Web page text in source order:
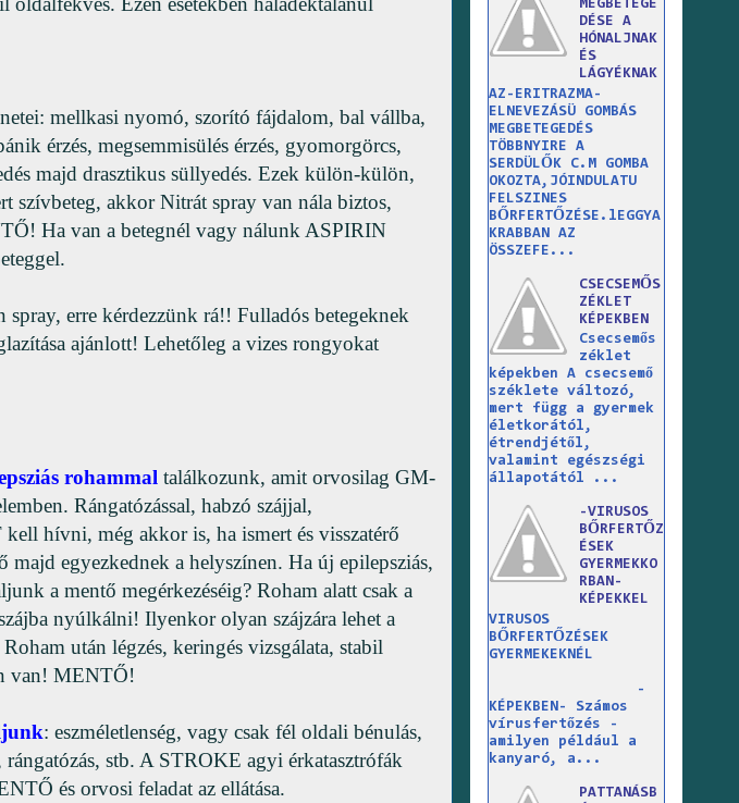
mellkasi nyomó, szorító fájdalom, bal vállba,
érzés, megsemmisülés érzés, gyomorgörcs,
majd drasztikus süllyedés. Ezek külön-külön,
szívbeteg, akkor Nitrát spray van nála biztos,
Ha van a betegnél vagy nálunk ASPIRIN
spray, erre kérdezzünk rá!! Fulladós betegeknek
ajánlott! Lehetőleg a vizes rongyokat
rohammal találkozunk, amit orvosilag GM-
Rángatózással, habzó szájjal,
hívni, még akkor is, ha ismert és visszatérő
majd egyezkednek a helyszínen. Ha új epilepsziás,
a mentő megérkezéséig? Roham alatt csak a
nyúlkálni! Ilyenkor olyan szájzára lehet a
után légzés, keringés vizsgálata, stabil
van! MENTŐ!
: eszméletlenség, vagy csak fél oldali bénulás,
rángatózás, stb. A STROKE agyi érkatasztrófák
és orvosi feladat az ellátása.
MEGBETEGE
DÉSE A
HÓNALJNAK
ÉS
LÁGYÉKNAK
AZ-ERITRAZMA-
ELNEVEZÁSÜ GOMBÁS
MEGBETEGEDÉS
TÖBBNYIRE A
SERDÜLŐK C.M GOMBA
OKOZTA,JÓINDULATU
FELSZINES
BŐRFERTŐZÉSE.lEGGYA
KRABBAN AZ
ÖSSZEFE...
CSECSEMŐS
ZÉKLET
KÉPEKBEN
Csecsemős
zéklet
képekben A csecsemő
széklete változó,
mert függ a gyermek
életkorától,
étrendjétől,
valamint egészségi
állapotától ...
-VIRUSOS
BŐRFERTŐZ
ÉSEK
GYERMEKKO
RBAN-
KÉPEKKEL
VIRUSOS
BŐRFERTŐZÉSEK
GYERMEKEKNÉL
-
KÉPEKBEN- Számos
vírusfertőzés -
amilyen például a
kanyaró, a...
PATTANÁSB